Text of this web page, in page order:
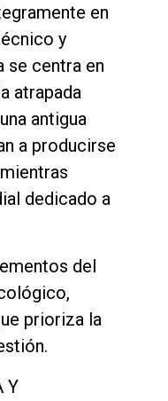
en
y
se centra en
atrapada
antigua
a producirse
dedicado a
del
prioriza la
Y